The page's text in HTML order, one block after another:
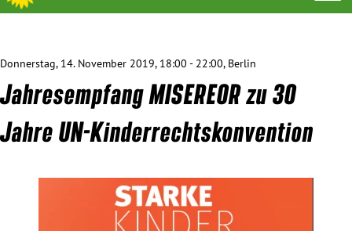
Themen
Menschenrechte
Bundestag 2017-2021
Donnerstag, 14. November 2019, 18:00 - 22:00, Berlin
Jahresempfang MISEREOR zu 30
Jahre UN-Kinderrechtskonvention